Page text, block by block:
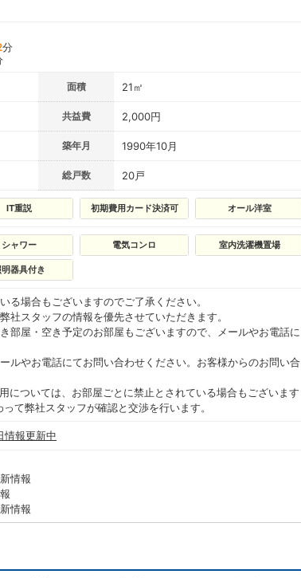
分
面積 21㎡
共益費 2,000円
築年月 1990年10月
総戸数 20戸
IT重説 初期費用カード決済可 オール洋室
シャワー 電気コンロ 室内洗濯機置場
明器具付き
る場合もございますのでご了承ください。
社スタッフの情報を優先させていただきます。
部屋・空き予定のお部屋もございますので、メールやお電話に
ルやお電話にてお問い合わせください。お客様からのお問い合
については、お部屋ごとに禁止とされている場合もございます
て弊社スタッフが確認と交渉を行います。
情報更新中
情報
情報